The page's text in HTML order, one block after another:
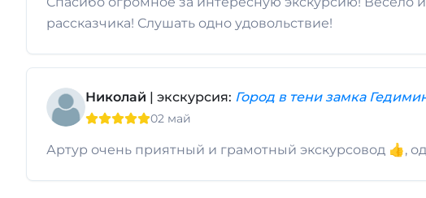
рассказчика! Слушать одно удовольствие!
Николай | экскурсия: Город в тени замка
02 май
Артур очень приятный и грамотный экскурсовод 👍,